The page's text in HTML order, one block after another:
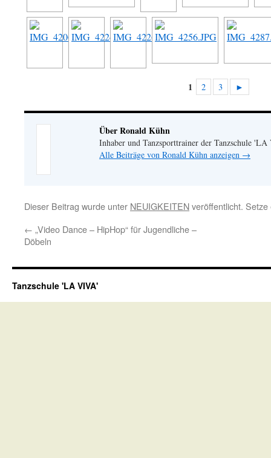
1 2 3 ►
Über Ronald Kühn
Inhaber und Tanzsporttrainer der Tanzschule
Alle Beiträge von Ronald Kühn anzeigen →
Dieser Beitrag wurde unter NEUIGKEITENveröffentlicht.
← „Video Dance – HipHop“ für Jugendliche –
Döbeln
Tanzschule 'LA VIVA'